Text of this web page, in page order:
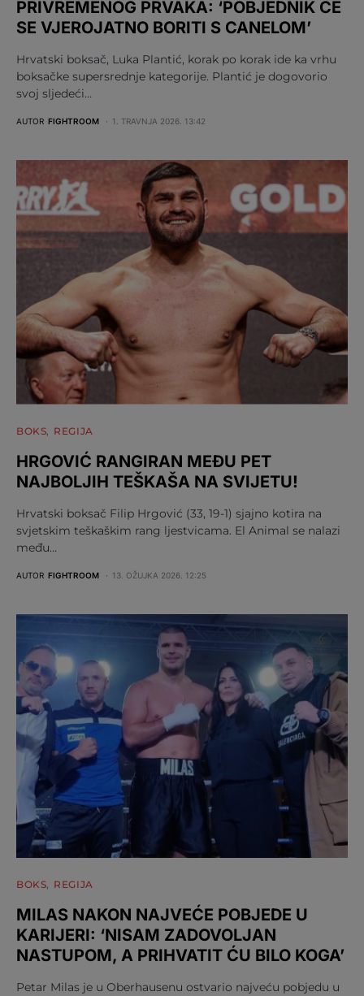
PRIVREMENOG PRVAKA: ‘POBJEDNIK ĆE
SE VJEROJATNO BORITI S CANELOM’
Hrvatski boksač, Luka Plantić, korak po korak ide ka vrhu
boksačke supersrednje kategorije. Plantić je dogovorio
svoj sljedeći…
AUTOR FIGHTROOM 1. TRAVNJA 2026. 13:42
BOKS REGIJA
HRGOVIĆ RANGIRAN MEĐU PET
NAJBOLJIH TEŠKAŠA NA SVIJETU!
Hrvatski boksač Filip Hrgović (33, 19-1) sjajno kotira na
svjetskim teškaškim rang ljestvicama. El Animal se nalazi
među…
AUTOR FIGHTROOM 13. OŽUJKA 2026. 12:25
BOKS REGIJA
MILAS NAKON NAJVEĆE POBJEDE U
KARIJERI: ‘NISAM ZADOVOLJAN
NASTUPOM, A PRIHVATIT ĆU BILO KOGA’
Petar Milas je u Oberhausenu ostvario najveću pobjedu u